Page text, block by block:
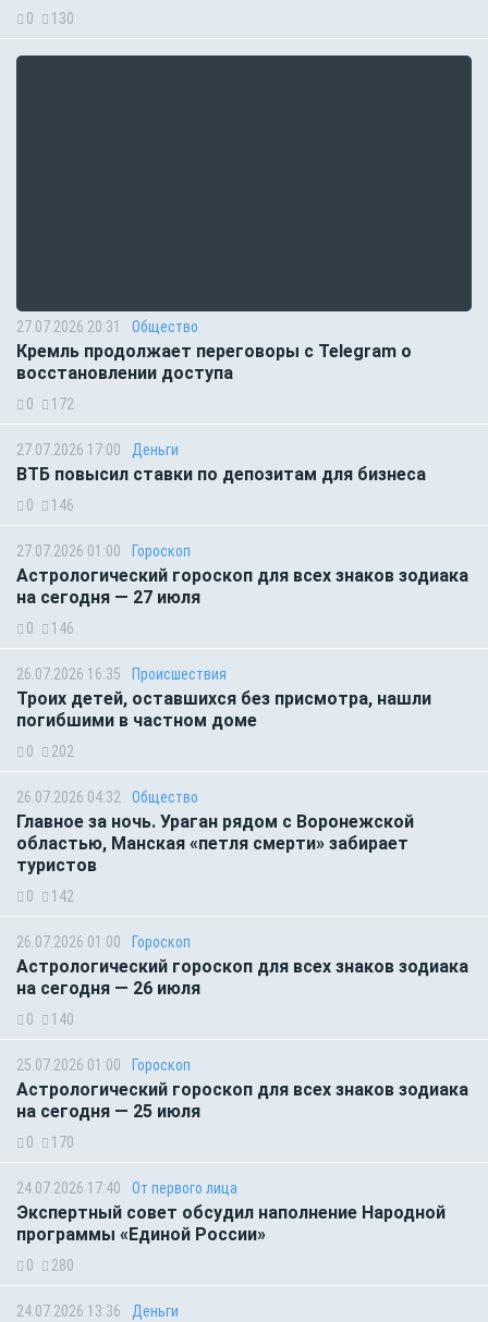
0 130
27.07.2026 20:31 Общество
Кремль продолжает переговоры с Telegram о
восстановлении доступа
0 172
27.07.2026 17:00 Деньги
ВТБ повысил ставки по депозитам для бизнеса
0 146
27.07.2026 01:00 Гороскоп
Астрологический гороскоп для всех знаков зодиака
на сегодня — 27 июля
0 146
26.07.2026 16:35 Происшествия
Троих детей, оставшихся без присмотра, нашли
погибшими в частном доме
0 202
26.07.2026 04:32 Общество
Главное за ночь. Ураган рядом с Воронежской
областью, Манская «петля смерти» забирает
туристов
0 142
26.07.2026 01:00 Гороскоп
Астрологический гороскоп для всех знаков зодиака
на сегодня — 26 июля
0 140
25.07.2026 01:00 Гороскоп
Астрологический гороскоп для всех знаков зодиака
на сегодня — 25 июля
0 170
24.07.2026 17:40 От первого лица
Экспертный совет обсудил наполнение Народной
программы «Единой России»
0 280
24.07.2026 13:36 Деньги